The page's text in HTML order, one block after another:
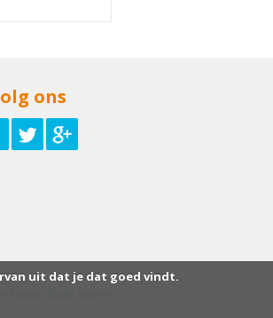
ons
uit dat je dat goed vindt.